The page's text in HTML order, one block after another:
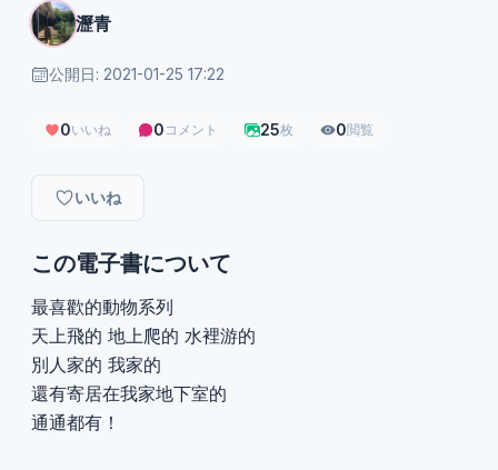
瀝青
公開日: 2021-01-25 17:22
0いいね 0 コメント 25枚 0閲覧
いいね
この電子書について
最喜歡的動物系列
天上飛的 地上爬的 水裡游的
別人家的 我家的
還有寄居在我家地下室的
通通都有！